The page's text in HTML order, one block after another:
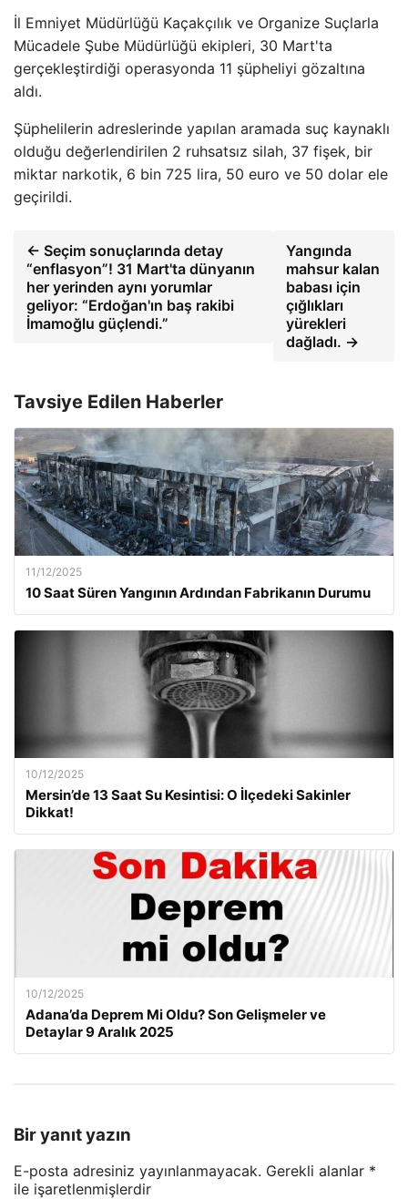
İl Emniyet Müdürlüğü Kaçakçılık ve Organize Suçlarla
Mücadele Şube Müdürlüğü ekipleri, 30 Mart'ta
gerçekleştirdiği operasyonda 11 şüpheliyi gözaltına
aldı.
Şüphelilerin adreslerinde yapılan aramada suç kaynaklı
olduğu değerlendirilen 2 ruhsatsız silah, 37 fişek, bir
miktar narkotik, 6 bin 725 lira, 50 euro ve 50 dolar ele
geçirildi.
← Seçim sonuçlarında detay
“enflasyon”! 31 Mart'ta dünyanın
her yerinden aynı yorumlar
geliyor: “Erdoğan'ın baş rakibi
İmamoğlu güçlendi.”
Yangında
mahsur kalan
babası için
çığlıkları
yürekleri
dağladı. →
Tavsiye Edilen Haberler
11/12/2025
10 Saat Süren Yangının Ardından Fabrikanın Durumu
10/12/2025
Mersin’de 13 Saat Su Kesintisi: O İlçedeki Sakinler
Dikkat!
10/12/2025
Adana’da Deprem Mi Oldu? Son Gelişmeler ve
Detaylar 9 Aralık 2025
Bir yanıt yazın
E-posta adresiniz yayınlanmayacak. Gerekli alanlar *
ile işaretlenmişlerdir